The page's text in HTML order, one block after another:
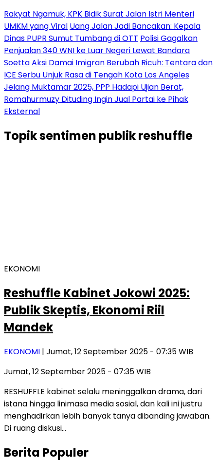
Rakyat Ngamuk, KPK Bidik Surat Jalan Istri Menteri
UMKM yang Viral Uang Jalan Jadi Bancakan: Kepala
Dinas PUPR Sumut Tumbang di OTT Polisi Gagalkan
Penjualan 340 WNI ke Luar Negeri Lewat Bandara
SoettaAksi Damai Imigran Berubah Ricuh: Tentara dan
ICE Serbu Unjuk Rasa di Tengah Kota Los Angeles
Jelang Muktamar 2025, PPP Hadapi Ujian Berat,
Romahurmuzy Dituding Ingin Jual Partai ke Pihak
Eksternal
Topiksentimen publik reshuffle
EKONOMI
Reshuffle Kabinet Jokowi 2025:
Publik Skeptis, Ekonomi Riil
Mandek
EKONOMI | Jumat, 12 September 2025 - 07:35 WIB
Jumat, 12 September 2025 - 07:35 WIB
RESHUFFLE kabinet selalu meninggalkan drama, dari
istana hingga linimasa media sosial, dan kali ini justru
menghadirkan lebih banyak tanya dibanding jawaban.
Di ruang diskusi…
Berita Populer